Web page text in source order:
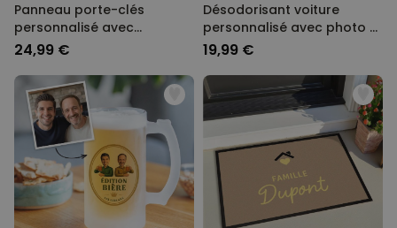
Panneau porte-clés
personnalisé avec
symboles et noms
24,99 €
Désodorisant voiture
personnalisé avec photo et
chanson - Lot de 2
19,99 €